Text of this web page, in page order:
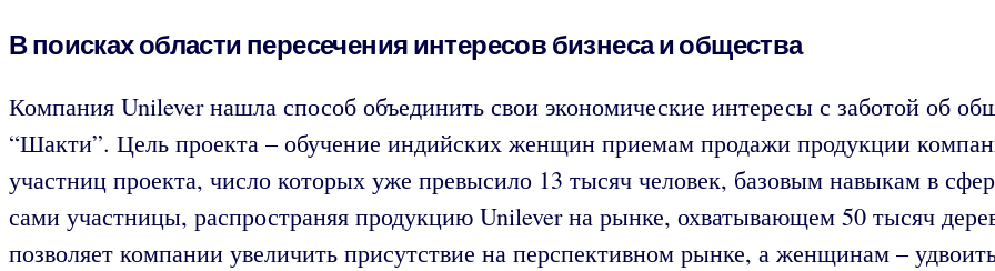
В поисках области пересечения интересов бизнеса и общества
Компания Unilever нашла способ объединить свои экономические интересы с заботой об
“Шакти”. Цель проекта – обучение индийских женщин приемам продажи продукции
участниц проекта, число которых уже превысило 13 тысяч человек, базовым навыкам в
сами участницы, распространяя продукцию Unilever на рынке, охватывающем 50 тысяч
позволяет компании увеличить присутствие на перспективном рынке, а женщинам –